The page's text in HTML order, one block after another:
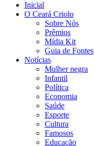
Inicial
O Ceará Criolo
Sobre Nós
Prêmios
Mídia Kit
Guia de Fontes
Notícias
Mulher negra
Infantil
Política
Economia
Saúde
Esporte
Cultura
Famosos
Educação